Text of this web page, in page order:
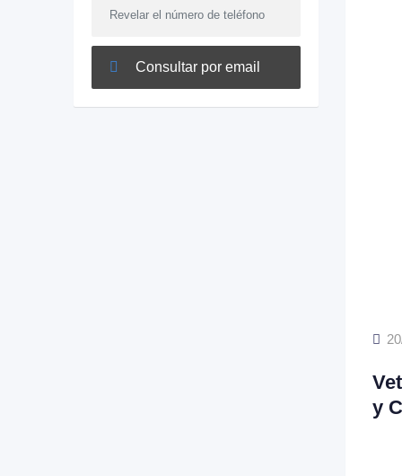
Revelar el número de teléfono
Consultar por email
y